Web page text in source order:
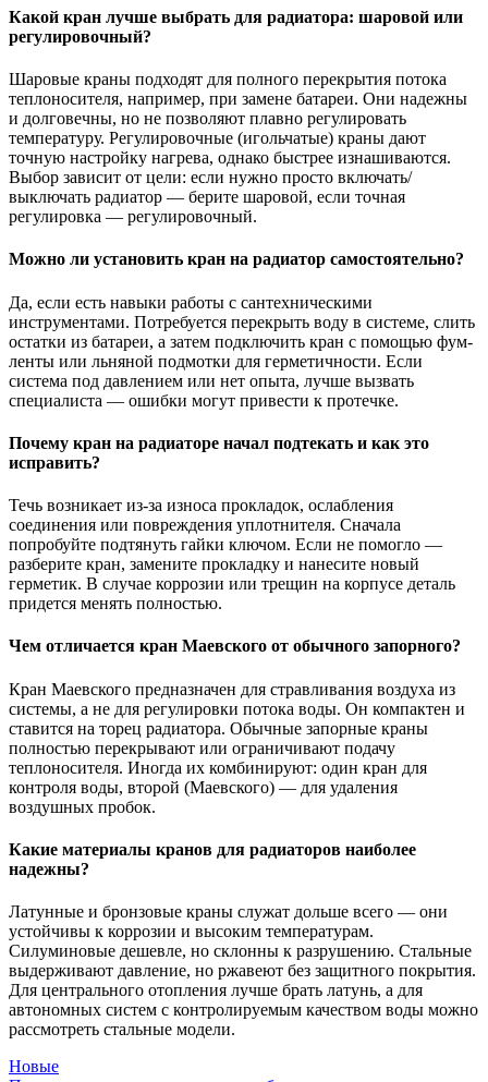
Какой кран лучше выбрать для радиатора: шаровой или
регулировочный?
Шаровые краны подходят для полного перекрытия потока
теплоносителя, например, при замене батареи. Они надежны
и долговечны, но не позволяют плавно регулировать
температуру. Регулировочные (игольчатые) краны дают
точную настройку нагрева, однако быстрее изнашиваются.
Выбор зависит от цели: если нужно просто включать/
выключать радиатор — берите шаровой, если точная
регулировка — регулировочный.
Можно ли установить кран на радиатор самостоятельно?
Да, если есть навыки работы с сантехническими
инструментами. Потребуется перекрыть воду в системе, слить
остатки из батареи, а затем подключить кран с помощью фум-
ленты или льняной подмотки для герметичности. Если
система под давлением или нет опыта, лучше вызвать
специалиста — ошибки могут привести к протечке.
Почему кран на радиаторе начал подтекать и как это
исправить?
Течь возникает из-за износа прокладок, ослабления
соединения или повреждения уплотнителя. Сначала
попробуйте подтянуть гайки ключом. Если не помогло —
разберите кран, замените прокладку и нанесите новый
герметик. В случае коррозии или трещин на корпусе деталь
придется менять полностью.
Чем отличается кран Маевского от обычного запорного?
Кран Маевского предназначен для стравливания воздуха из
системы, а не для регулировки потока воды. Он компактен и
ставится на торец радиатора. Обычные запорные краны
полностью перекрывают или ограничивают подачу
теплоносителя. Иногда их комбинируют: один кран для
контроля воды, второй (Маевского) — для удаления
воздушных пробок.
Какие материалы кранов для радиаторов наиболее
надежны?
Латунные и бронзовые краны служат дольше всего — они
устойчивы к коррозии и высоким температурам.
Силуминовые дешевле, но склонны к разрушению. Стальные
выдерживают давление, но ржавеют без защитного покрытия.
Для центрального отопления лучше брать латунь, а для
автономных систем с контролируемым качеством воды можно
рассмотреть стальные модели.
Новые